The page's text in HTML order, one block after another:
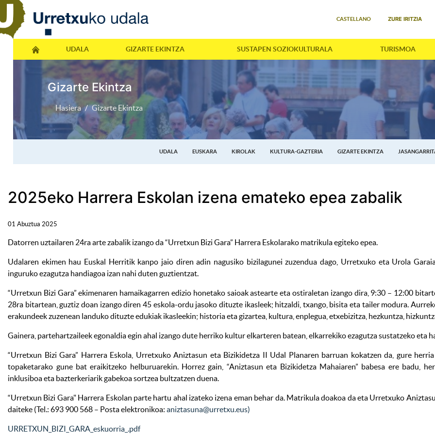
CASTELLANO ZURE IRITZIA
UDALA GIZARTE EKINTZA SUSTAPEN SOZIOKULTURALA TURISMOA
Gizarte Ekintza
Hasiera Gizarte Ekintza
UDALA EUSKARA KIROLAK KULTURA-GAZTERIA GIZARTE EKINTZA
2025eko Harrera Eskolan izena emateko epea zabalik
01 Abuztua 2025
Datorren uztailaren 24ra arte zabalik izango da “Urretxun Bizi Gara” Harrera Eskolarako matrikula egiteko epea.
Udalaren ekimen hau Euskal Herritik kanpo jaio diren adin nagusiko bizilagunei zuzendua dago, Urretxuko eta Urola
inguruko ezagutza handiagoa izan nahi duten guztientzat.
“Urretxun Bizi Gara” ekimenaren hamaikagarren edizio honetako saioak astearte eta ostiraletan izango dira, 9:30 – 12:00
28ra bitartean, guztiz doan izango diren 45 eskola-ordu jasoko dituzte ikasleek; hitzaldi, txango, bisita eta tailer modura.
erakundeek zuzenean landuko dituzte edukiak ikasleekin; historia eta gizartea, kultura, enplegua, etxebizitza, hezkuntza,
Gainera, partehartzaileek egonaldia egin ahal izango dute herriko kultur elkarteren batean, elkarrekiko ezagutza sustatzeko eta
“Urretxun Bizi Gara” Harrera Eskola, Urretxuko Aniztasun eta Bizikidetza II Udal Planaren barruan kokatzen da, gure
topaketarako gune bat eraikitzeko helburuarekin. Horrez gain, “Aniztasun eta Bizikidetza Mahaiaren” babesa ere badu,
inklusiboa eta bazterkeriarik gabekoa sortzea bultzatzen duena.
“Urretxun Bizi Gara" Harrera Eskolan parte hartu ahal izateko izena eman behar da. Matrikula doakoa da eta Urretxuko
daiteke (Tel.: 693 900 568 – Posta elektronikoa:aniztasuna@urretxu.eus)
URRETXUN_BIZI_GARA_eskuorria_.pdf